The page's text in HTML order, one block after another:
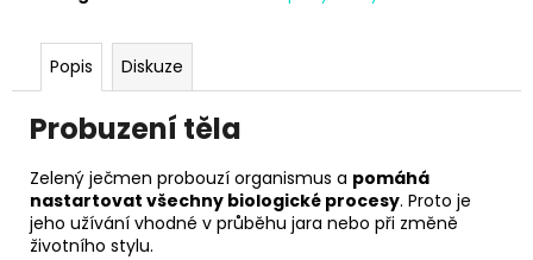
Popis Diskuze
Probuzení těla
Zelený ječmen probouzí organismus a pomáhá
nastartovat všechny biologické procesy. Proto je
jeho užívání vhodné v průběhu jara nebo při změně
životního stylu.
e
e